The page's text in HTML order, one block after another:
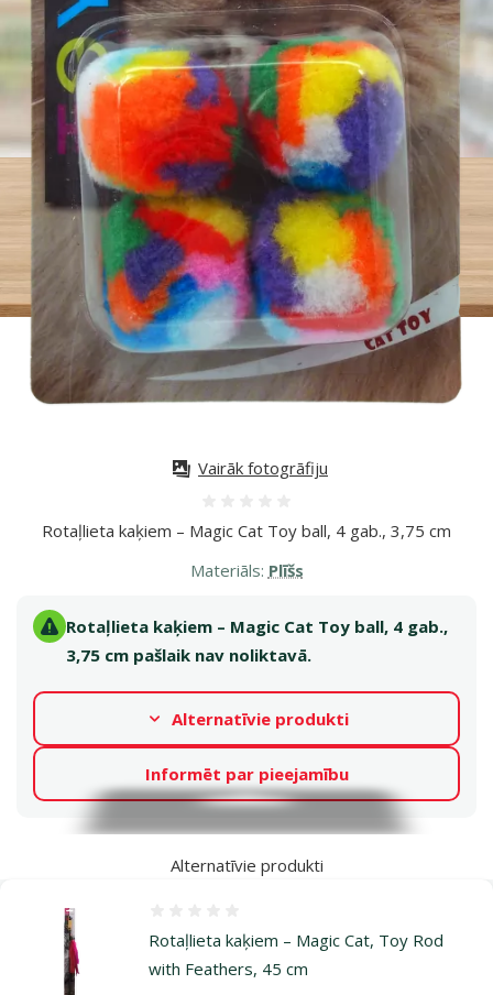
Rotaļlieta kaķiem – Magic Cat Toy ball, 4 gab., 3,75 cm
Materiāls: Plīšs
Rotaļlieta kaķiem – Magic Cat Toy ball, 4 gab.,
3,75 cm pašlaik nav noliktavā.
Alternatīvie produkti
Informēt par pieejamību
Vairāk fotogrāfiju
Alternatīvie produkti
Rotaļlieta kaķiem – Magic Cat, Toy Rod
with Feathers, 45 cm